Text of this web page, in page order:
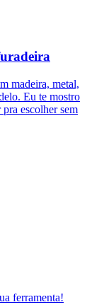
madeira, metal,
Eu te mostro
escolher sem
ferramenta!